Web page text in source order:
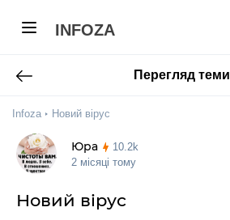
INFOZA
Перегляд теми
Infoza Новий вірус
Юра
10.2k
2 місяці тому
Новий вірус